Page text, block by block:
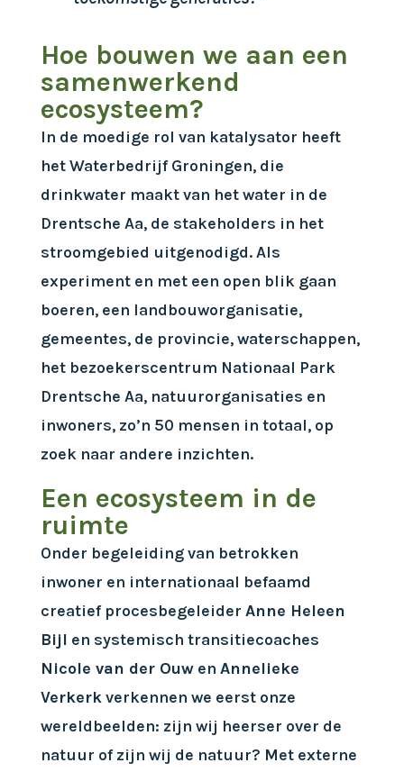
Hoe bouwen we aan een
samenwerkend
ecosysteem?
In de moedige rol van katalysator heeft
het Waterbedrijf Groningen, die
drinkwater maakt van het water in de
Drentsche Aa, de stakeholders in het
stroomgebied uitgenodigd. Als
experiment en met een open blik gaan
boeren, een landbouworganisatie,
gemeentes, de provincie, waterschappen,
het bezoekerscentrum Nationaal Park
Drentsche Aa, natuurorganisaties en
inwoners, zo’n 50 mensen in totaal, op
zoek naar andere inzichten.
Een ecosysteem in de
ruimte
Onder begeleiding van betrokken
inwoner en internationaal befaamd
creatief procesbegeleider Anne Heleen
Bijl en systemisch transitiecoaches
Nicole van der Ouwen Annelieke
Verkerkverkennen we eerst onze
wereldbeelden: zijn wij heerser over de
natuur of zijn wij de natuur? Met externe